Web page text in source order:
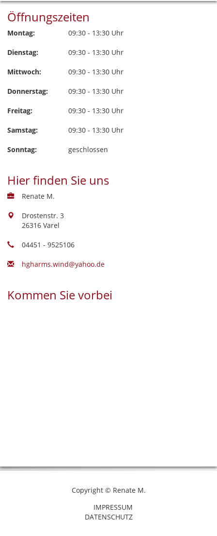
Öffnungszeiten
Montag: 09:30 - 13:30 Uhr
Dienstag: 09:30 - 13:30 Uhr
Mittwoch: 09:30 - 13:30 Uhr
Donnerstag: 09:30 - 13:30 Uhr
Freitag: 09:30 - 13:30 Uhr
Samstag: 09:30 - 13:30 Uhr
Sonntag: geschlossen
Hier finden Sie uns
Renate M.
Drostenstr. 3
26316 Varel
04451 - 9525106
hgharms.wind@yahoo.de
Kommen Sie vorbei
Copyright © Renate M.
IMPRESSUM
DATENSCHUTZ